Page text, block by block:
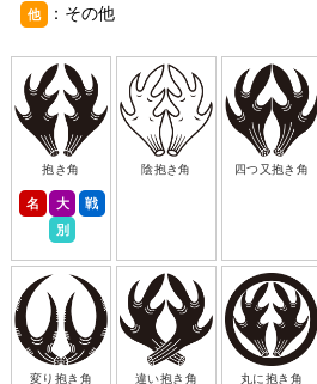
他 ：その他
抱き角
名 大
戦
別
陰抱き角 四つ又抱き角
変り抱き角 違い抱き角 丸に抱き角